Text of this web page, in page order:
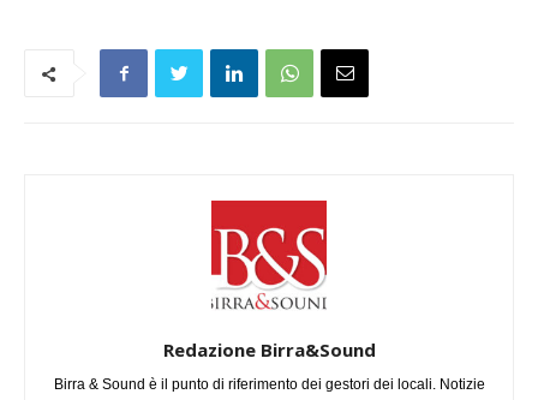
Redazione Birra&Sound
Birra & Sound è il punto di riferimento dei gestori dei locali. Notizie